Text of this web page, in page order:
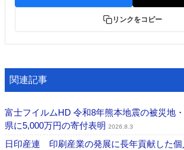
リンクをコピー
関連記事
富士フイルムHD 令和8年熊本地震の被災地
県に5,000万円の寄付表明 2026.8.3
日印産連 印刷産業の発展に長年貢献した個